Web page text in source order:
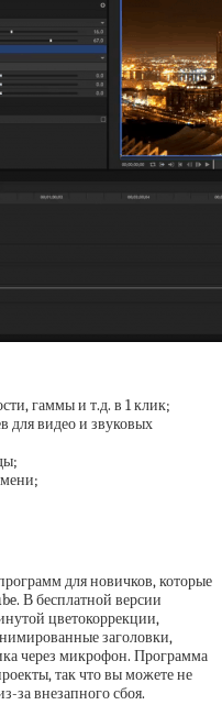
гаммы и т.д. в 1 клик;
для видео и звуковых
для новичков, которые
В бесплатной версии
цветокоррекции,
заголовки,
через микрофон. Программа
так что вы можете не
за внезапного сбоя.